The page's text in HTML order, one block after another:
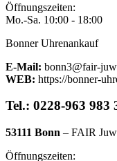
Öffnungszeiten:
Mo.-Sa. 10:00 - 18:00
Bonner Uhrenankauf
E-Mail: bonn3@fair-
WEB: https://bonner-
Tel.: 0228-963 983
53111 Bonn – FAIR
Öffnungszeiten: